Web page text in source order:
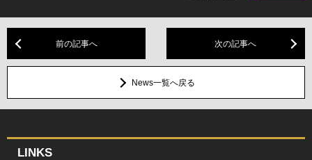
前の記事へ 次の記事へ
News一覧へ戻る
LINKS